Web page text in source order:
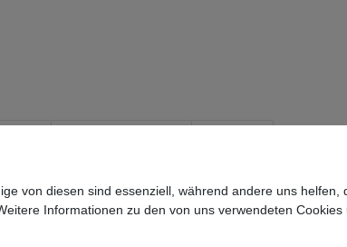
von diesen sind essenziell, während andere uns helfen,
Informationen zu den von uns verwendeten Cookies